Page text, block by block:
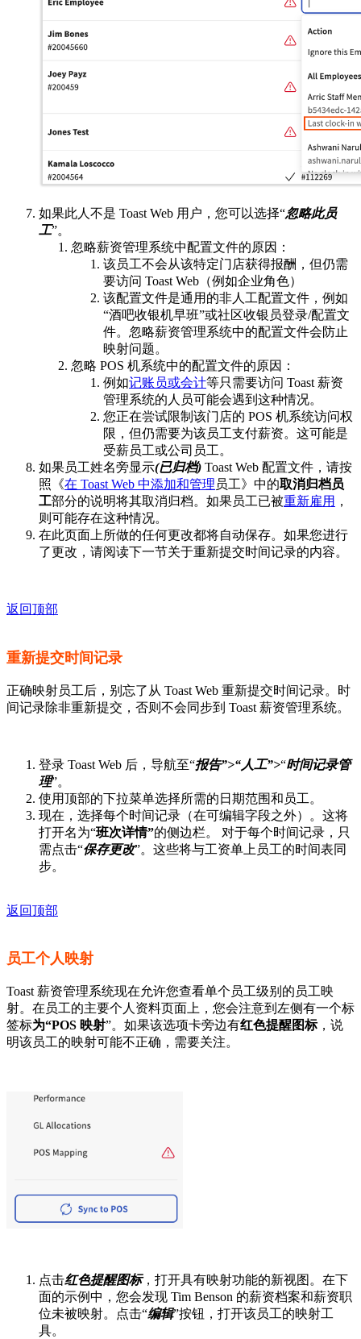
如果此人不是 Toast Web 用户，您可以选择“忽略此员
工”。
忽略薪资管理系统中配置文件的原因：
该员工不会从该特定门店获得报酬，但仍需
要访问 Toast Web（例如企业角色）
该配置文件是通用的非人工配置文件，例如
“酒吧收银机早班”或社区收银员登录/配置文
件。忽略薪资管理系统中的配置文件会防止
映射问题。
忽略 POS 机系统中的配置文件的原因：
例如记账员或会计等只需要访问 Toast 薪资
管理系统的人员可能会遇到这种情况。
您正在尝试限制该门店的 POS 机系统访问权
限，但仍需要为该员工支付薪资。这可能是
受薪员工或公司员工。
如果员工姓名旁显示(已归档) Toast Web 配置文件，请按
照《在 Toast Web 中添加和管理 员工》中的取消归档员
工部分的说明将其取消归档。如果员工已被重新雇用 ，
则可能存在这种情况。
在此页面上所做的任何更改都将自动保存。如果您进行
了更改，请阅读下一节关于重新提交时间记录的内容。
返回顶部
重新提交时间记录
正确映射员工后，别忘了从 Toast Web 重新提交时间记录。时
间记录除非重新提交，否则不会同步到 Toast 薪资管理系统。
登录 Toast Web 后，导航至“报告”>“人工”>“时间记录管
理”。
使用顶部的下拉菜单选择所需的日期范围和员工。
现在，选择每个时间记录（在可编辑字段之外）。这将
打开名为“班次详情”的侧边栏。 对于每个时间记录，只
需点击“保存更改”。这些将与工资单上员工的时间表同
步。
返回顶部
员工个人映射
Toast 薪资管理系统现在允许您查看单个员工级别的员工映
射。在员工的主要个人资料页面上，您会注意到左侧有一个标
签标为“POS 映射”。如果该选项卡旁边有红色提醒图标，说
明该员工的映射可能不正确，需要关注。
点击红色提醒图标，打开具有映射功能的新视图。在下
面的示例中，您会发现 Tim Benson 的薪资档案和薪资职
位未被映射。点击“编辑”按钮，打开该员工的映射工
具。